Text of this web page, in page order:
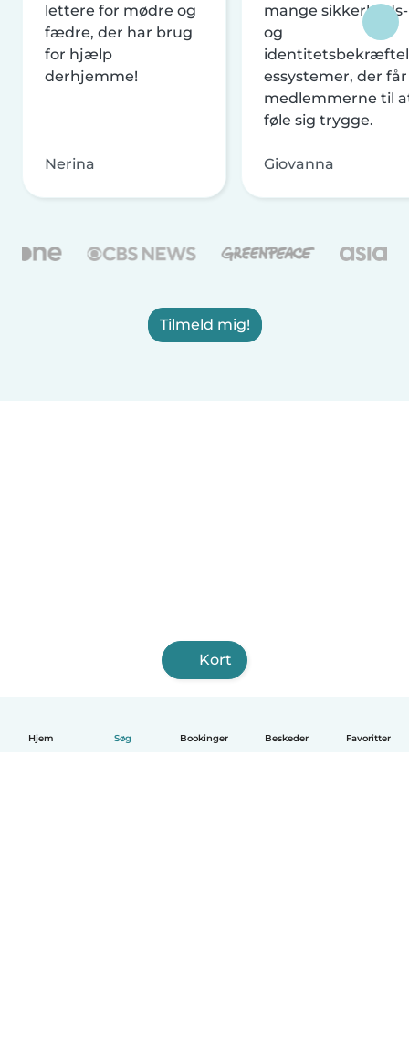
Hjem Søg Bookinger Beskeder Favoritter
lettere for mødre og
fædre, der har brug
for hjælp
derhjemme!
Nerina
mange sikkerheds-
og
essystemer, der får
medlemmerne til
føle sig trygge.
Giovanna
Tilmeld mig!
Kort